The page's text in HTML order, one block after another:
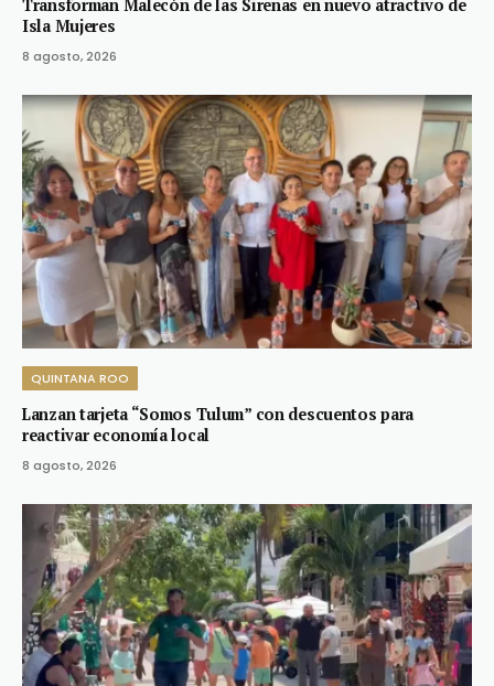
Transforman Malecón de las Sirenas en nuevo atractivo de
Isla Mujeres
8 agosto, 2026
QUINTANA ROO
Lanzan tarjeta “Somos Tulum” con descuentos para
reactivar economía local
8 agosto, 2026